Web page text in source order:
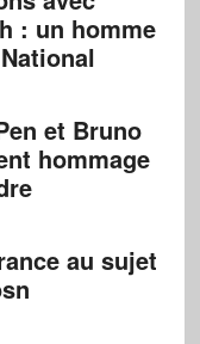
: un homme
et Bruno
hommage
au sujet